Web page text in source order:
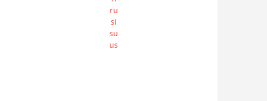
ru
si
su
us